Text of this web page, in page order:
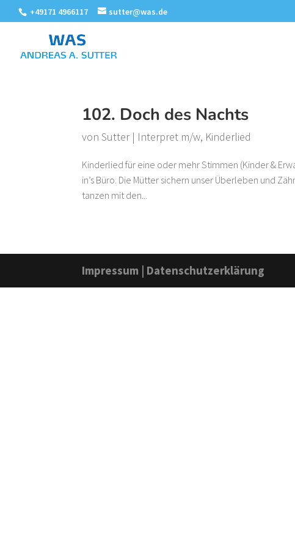
+49171 4966117 sutter@was.de
102. Doch des Nachts
vonSutter| Interpret m/w, Kinderlied
Kinderlied für eine oder mehr Stimmen (Kinder &
in’s Büro. Die Mütter sichern unser Überleben und
tanzen mit den...
Impressum | Datenschutzerklärung